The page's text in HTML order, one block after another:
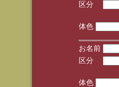
区分
(
体色
お名前
区分
(
体色